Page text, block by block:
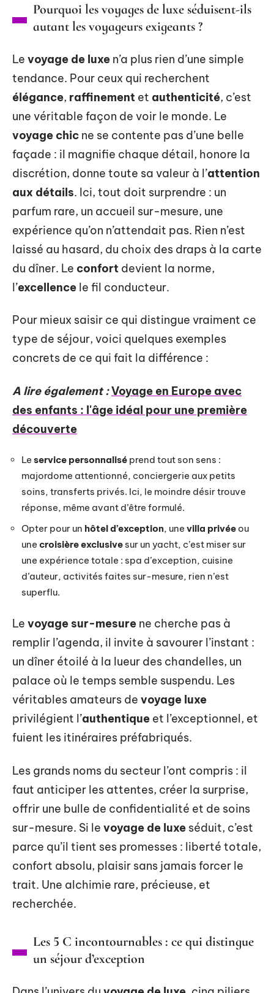
Pourquoi les voyages de luxe séduisent-ils
autant les voyageurs exigeants ?
Le voyage de luxe n’a plus rien d’une simple
tendance. Pour ceux qui recherchent
élégance, raffinement et authenticité, c’est
une véritable façon de voir le monde. Le
voyage chic ne se contente pas d’une belle
façade : il magnifie chaque détail, honore la
discrétion, donne toute sa valeur à l’attention
aux détails. Ici, tout doit surprendre : un
parfum rare, un accueil sur-mesure, une
expérience qu’on n’attendait pas. Rien n’est
laissé au hasard, du choix des draps à la carte
du dîner. Le confort devient la norme,
l’excellence le fil conducteur.
Pour mieux saisir ce qui distingue vraiment ce
type de séjour, voici quelques exemples
concrets de ce qui fait la différence :
A lire également :Voyage en Europe avec
des enfants : l'âge idéal pour une première
découverte
Le service personnalisé prend tout son sens :
majordome attentionné, conciergerie aux petits
soins, transferts privés. Ici, le moindre désir trouve
réponse, même avant d’être formulé.
Opter pour un hôtel d’exception, une villa privée ou
une croisière exclusive sur un yacht, c’est miser sur
une expérience totale : spa d’exception, cuisine
d’auteur, activités faites sur-mesure, rien n’est
superflu.
Le voyage sur-mesure ne cherche pas à
remplir l’agenda, il invite à savourer l’instant :
un dîner étoilé à la lueur des chandelles, un
palace où le temps semble suspendu. Les
véritables amateurs de voyage luxe
privilégient l’authentique et l’exceptionnel, et
fuient les itinéraires préfabriqués.
Les grands noms du secteur l’ont compris : il
faut anticiper les attentes, créer la surprise,
offrir une bulle de confidentialité et de soins
sur-mesure. Si le voyage de luxe séduit, c’est
parce qu’il tient ses promesses : liberté totale,
confort absolu, plaisir sans jamais forcer le
trait. Une alchimie rare, précieuse, et
recherchée.
Les 5 C incontournables : ce qui distingue
un séjour d’exception